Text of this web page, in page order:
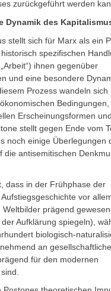
zurückgeführt werden
Dynamik des
stellt sich für Marx als ein
spezifischen
ihnen gegenüber
und eine besondere
Prozess wandeln sich
Erscheinungsformen und
stellt gegen Ende vom
noch einige Überlegungen
die antisemitischen
dass in der Frühphase der
vor
Weltbilder prägend
Aufklärung spiegeln),
biologisch-
an
für den modernen